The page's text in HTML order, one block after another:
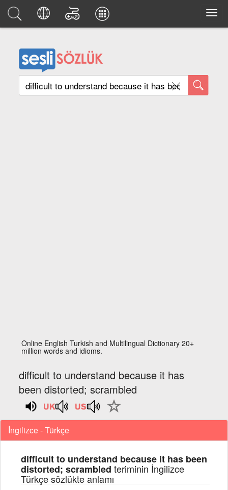
Online English Turkish and Multilingual Dictionary 20+
million words and idioms.
difficult to understand because it has
been distorted; scrambled
İngilizce - Türkçe
difficult to understand because it has been
distorted; scrambled teriminin İngilizce
Türkçe sözlükte anlamı